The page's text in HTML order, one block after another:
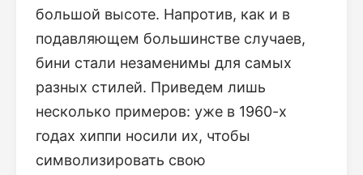
большой высоте. Напротив, как и в
подавляющем большинстве случаев,
бини стали незаменимы для самых
разных стилей. Приведем лишь
несколько примеров: уже в 1960-х
годах хиппи носили их, чтобы
символизировать свою